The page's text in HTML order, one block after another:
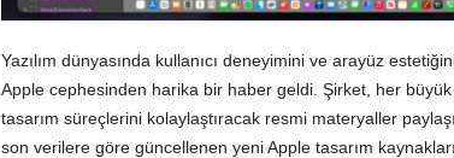
Yazılım dünyasında kullanıcı deneyimini ve arayüz
Apple cephesinden harika bir haber geldi. Şirket, her
tasarım süreçlerini kolaylaştıracak resmi materyaller
son verilere göre güncellenen yeni Apple tasarım